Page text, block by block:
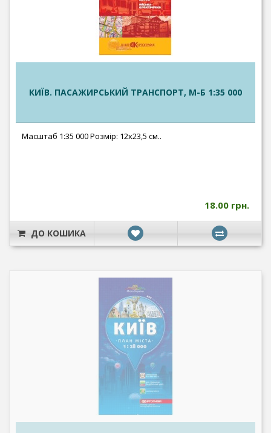
КИЇВ. ПАСАЖИРСЬКИЙ ТРАНСПОРТ, М-Б 1:35 000
Масштаб 1:35 000 Розмір: 12x23,5 см..
18.00 грн.
ДО КОШИКА